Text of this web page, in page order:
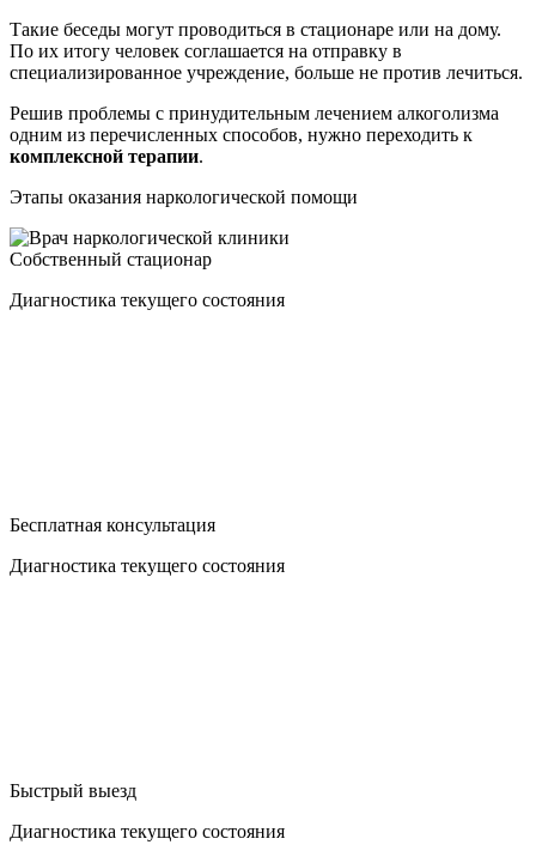
Такие беседы могут проводиться в стационаре или на дому.
По их итогу человек соглашается на отправку в
специализированное учреждение, больше не против лечиться.
Решив проблемы с принудительным лечением алкоголизма
одним из перечисленных способов, нужно переходить к
комплексной терапии.
Этапы оказания наркологической помощи
Собственный стационар
Диагностика текущего состояния
Бесплатная консультация
Диагностика текущего состояния
Быстрый выезд
Диагностика текущего состояния